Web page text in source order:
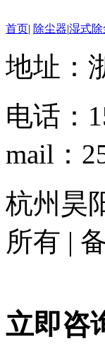
首页| 除尘器|湿式除
地址：
电话：
mail：
杭州昊
所有 |
立即咨